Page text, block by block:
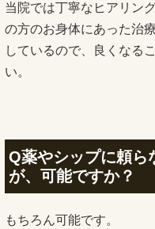
当院では丁寧なヒアリン
の方のお身体にあった治
しているので、良くなる
い。
Q薬やシップに頼ら
が、可能ですか？
もちろん可能です。